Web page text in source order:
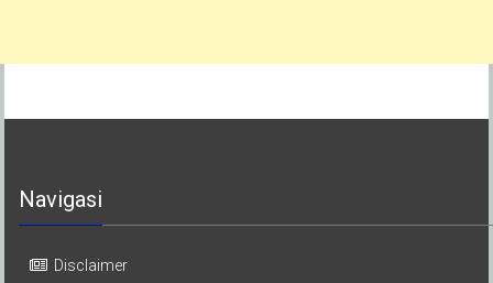
Navigasi
Disclaimer